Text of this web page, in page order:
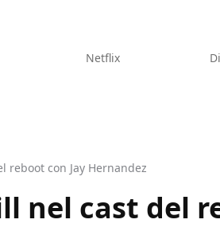
Netflix
reboot con Jay Hernandez
nel cast del